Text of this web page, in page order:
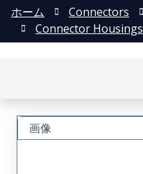
ホーム Connectors
Connector Housings
画像